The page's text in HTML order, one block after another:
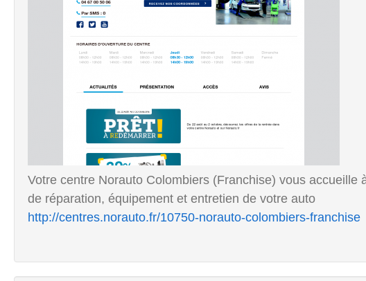
Votre centre Norauto Colombiers (Franchise) vous accueille
de réparation, équipement et entretien de votre auto
http://centres.norauto.fr/10750-norauto-colombiers-franchise